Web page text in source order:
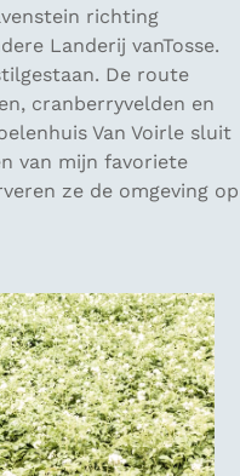
richting
Landerij vanTosse.
De route
cranberryvelden en
Van Voirle sluit
van mijn favoriete
ze de omgeving op